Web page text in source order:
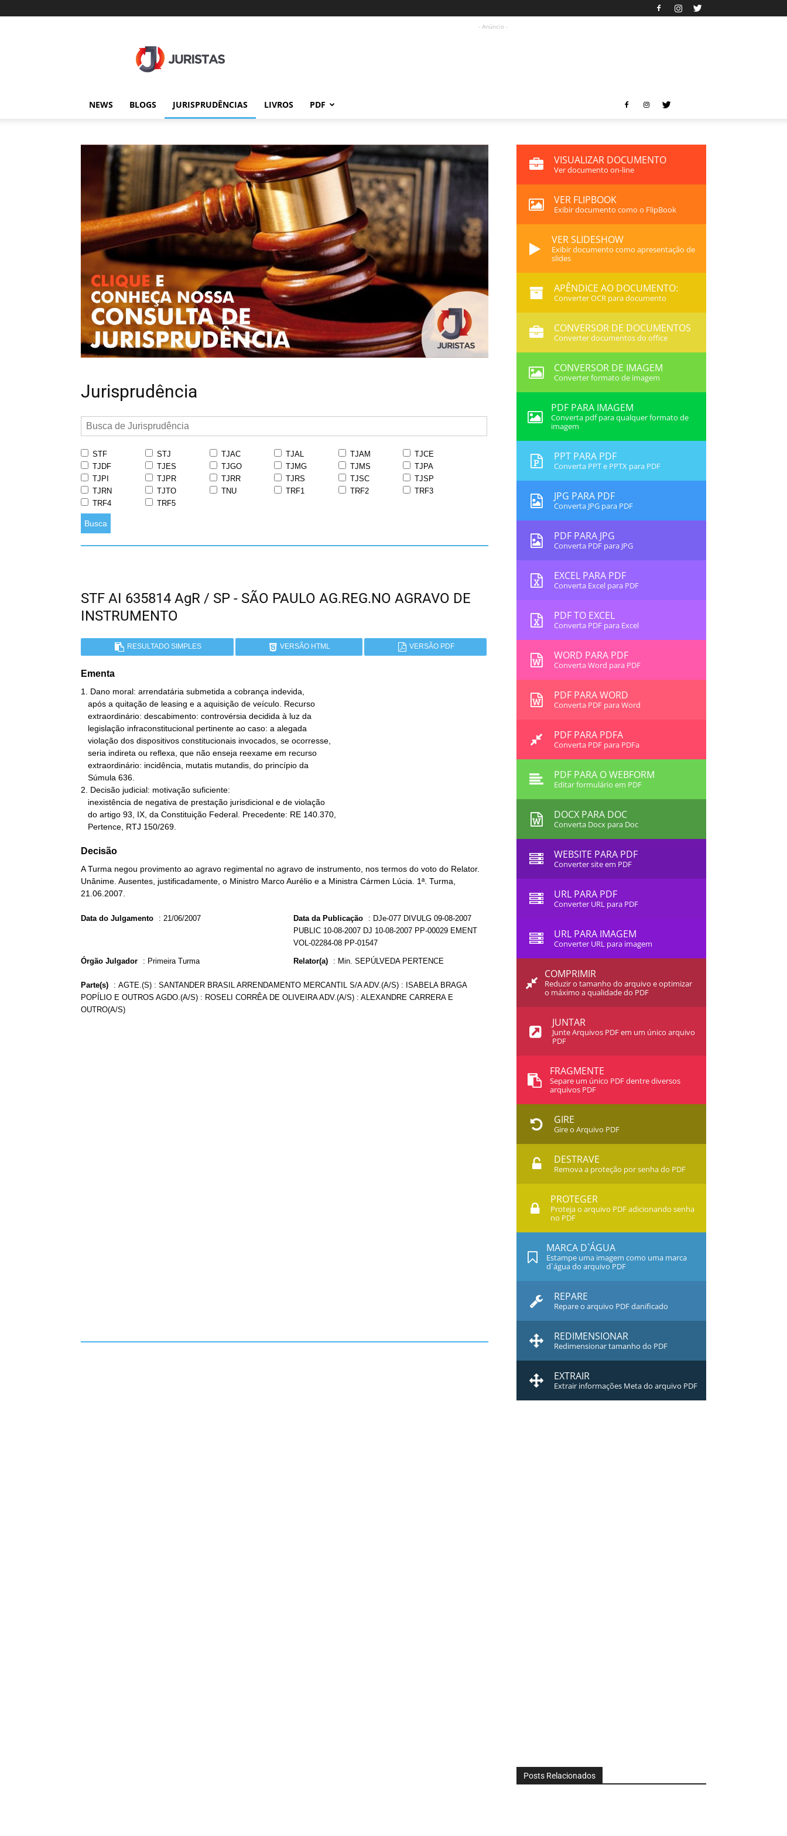
- Anúncio -
NEWS BLOGS JURISPRUDÊNCIAS LIVROS PDF
Jurisprudência
STF STJ TJAC TJAL TJAM
TJCE
TJDF
TJES TJGO TJMG TJMS
TJPA
TJPI
TJPR TJRR TJRS TJSC
TJSP
TJRN
TJTO TNU TRF1 TRF2
TRF3
TRF4
TRF5
Busca
STF AI 635814 AgR / SP - SÃO PAULO AG.REG.NO AGRAVO DE
INSTRUMENTO
RESULTADO SIMPLES VERSÃO HTML VERSÃO PDF
Ementa
1. Dano moral: arrendatária submetida a cobrança indevida,
2. Decisão judicial: motivação suficiente:
   Pertence, RTJ 150/269.
Decisão
A Turma negou provimento ao agravo regimental no agravo de instrumento, nos termos do voto do Relator.
Unânime. Ausentes, justificadamente, o Ministro Marco Aurélio e a Ministra Cármen Lúcia. 1ª. Turma,
21.06.2007.
Data do Julgamento : 21/06/2007 Data da Publicação : DJe-077 DIVULG 09-08-2007
PUBLIC 10-08-2007 DJ 10-08-2007 PP-00029 EMENT
VOL-02284-08 PP-01547
Órgão Julgador : Primeira Turma Relator(a) : Min. SEPÚLVEDA PERTENCE
Parte(s) : AGTE.(S) : SANTANDER BRASIL ARRENDAMENTO MERCANTIL S/A ADV.(A/S) : ISABELA BRAGA
POPÍLIO E OUTROS AGDO.(A/S) : ROSELI CORRÊA DE OLIVEIRA ADV.(A/S) : ALEXANDRE CARRERA E
OUTRO(A/S)
VISUALIZAR DOCUMENTO
Ver documento on-line
VER FLIPBOOK
Exibir documento como o FlipBook
VER SLIDESHOW
Exibir documento como apresentação de
slides
APÊNDICE AO DOCUMENTO:
Converter OCR para documento
CONVERSOR DE DOCUMENTOS
Converter documentos do office
CONVERSOR DE IMAGEM
Converter formato de imagem
PDF PARA IMAGEM
Converta pdf para qualquer formato de
imagem
PPT PARA PDF
Converta PPT e PPTX para PDF
JPG PARA PDF
Converta JPG para PDF
PDF PARA JPG
Converta PDF para JPG
EXCEL PARA PDF
Converta Excel para PDF
PDF TO EXCEL
Converta PDF para Excel
WORD PARA PDF
Converta Word para PDF
PDF PARA WORD
Converta PDF para Word
PDF PARA PDFA
Converta PDF para PDFa
PDF PARA O WEBFORM
Editar formulário em PDF
DOCX PARA DOC
Converta Docx para Doc
WEBSITE PARA PDF
Converter site em PDF
URL PARA PDF
Converter URL para PDF
URL PARA IMAGEM
Converter URL para imagem
COMPRIMIR
Reduzir o tamanho do arquivo e optimizar
o máximo a qualidade do PDF
JUNTAR
Junte Arquivos PDF em um único arquivo
PDF
FRAGMENTE
Separe um único PDF dentre diversos
arquivos PDF
GIRE
Gire o Arquivo PDF
DESTRAVE
Remova a proteção por senha do PDF
PROTEGER
Proteja o arquivo PDF adicionando senha
no PDF
MARCA D`ÁGUA
Estampe uma imagem como uma marca
d`água do arquivo PDF
REPARE
Repare o arquivo PDF danificado
REDIMENSIONAR
Redimensionar tamanho do PDF
EXTRAIR
Extrair informações Meta do arquivo PDF
Posts Relacionados